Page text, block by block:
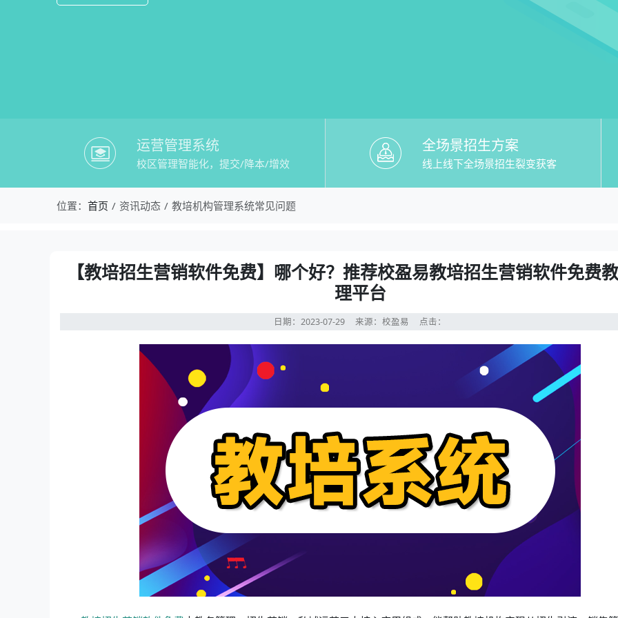
运营管理系统
校区管理智能化，提交/降本/增效
全场景招生方案
线上线下全场景招生裂变获客
校盈易-教培机构管理系统常见问题-【教培招生营销软件免费】哪个好？推荐校
位置： 首页 资讯动态 教培机构管理系统常见问题
资讯详情：【教培招生营销软件免费】哪个好？推荐校盈易教培招生营销软件免费教务管理
【教培招生营销软件免费】哪个好？推荐校盈易教培招生营销软件免费
理平台
日期：2023-07-29 来源：校盈易 点击：